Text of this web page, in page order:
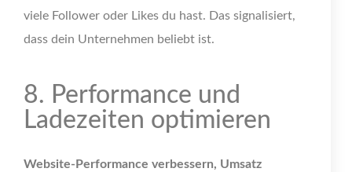
viele Follower oder Likes du hast. Das signalisiert,
dass dein Unternehmen beliebt ist.
8. Performance und
Ladezeiten optimieren
Website-Performance verbessern, Umsatz